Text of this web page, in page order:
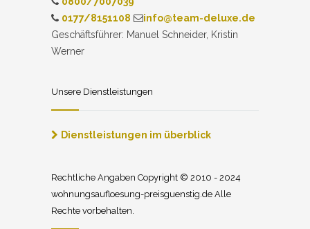
0177/8151108
info@team-deluxe.de
Geschäftsführer: Manuel Schneider, Kristin
Werner
Unsere Dienstleistungen
Dienstleistungen im überblick
Rechtliche Angaben Copyright © 2010 - 2024
wohnungsaufloesung-preisguenstig.de Alle
Rechte vorbehalten.